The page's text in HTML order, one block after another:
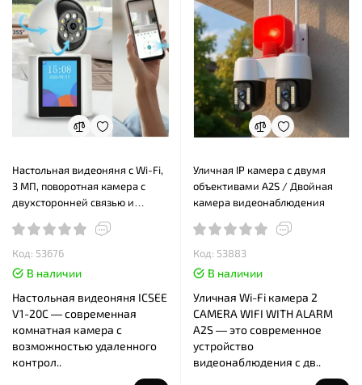
Настольная видеоняня с Wi-Fi,
3 МП, поворотная камера с
двухсторонней связью и
Код: 53676
В наличии
Настольная видеоняня ICSEE
V1-20C — современная
комнатная камера с
возможностью удаленного
контрол..
Уличная IP камера с двумя
объективами A2S / Двойная
камера видеонаблюдения
Код: 53883
В наличии
Уличная Wi-Fi камера 2
CAMERA WIFI WITH ALARM
A2S — это современное
устройство
видеонаблюдения с дв..